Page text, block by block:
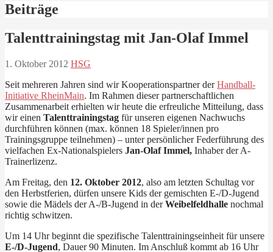
Beiträge
Talenttrainingstag mit Jan-Olaf Immel
1. Oktober 2012 HSG
Seit mehreren Jahren sind wir Kooperationspartner derHandball-
Initiative RheinMain. Im Rahmen dieser partnerschaftlichen
Zusammenarbeit erhielten wir heute die erfreuliche Mitteilung, dass
wir einen Talenttrainingstag für unseren eigenen Nachwuchs
durchführen können (max. können 18 Spieler/innen pro
Trainingsgruppe teilnehmen) – unter persönlicher Federführung des
vielfachen Ex-Nationalspielers Jan-Olaf Immel, Inhaber der A-
Trainerlizenz.
Am Freitag, den 12. Oktober 2012, also am letzten Schultag vor
den Herbstferien, dürfen unsere Kids der gemischten E-/D-Jugend
sowie die Mädels der A-/B-Jugend in derWeibelfeldhalle nochmal
richtig schwitzen.
Um 14 Uhr beginnt die spezifische Talenttrainingseinheit für unsere
E-/D-Jugend, Dauer 90 Minuten. Im Anschluß kommt ab 16 Uhr